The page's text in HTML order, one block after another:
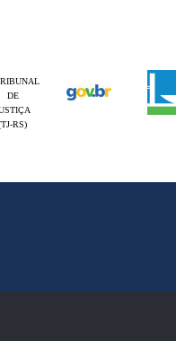
DE
RS)